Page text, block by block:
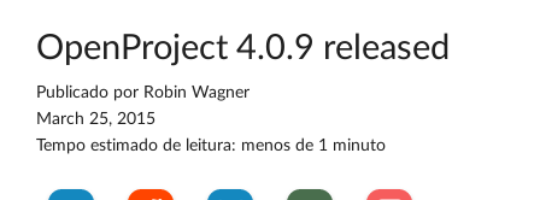
OpenProject 4.0.9 released
Publicado por Robin Wagner
March 25, 2015
Tempo estimado de leitura: menos de 1 minuto